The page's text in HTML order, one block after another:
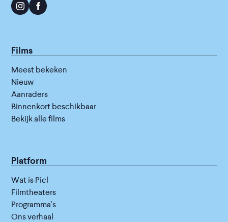
Films
Meest bekeken
Nieuw
Aanraders
Binnenkort beschikbaar
Bekijk alle films
Platform
Wat is Picl
Filmtheaters
Programma's
Ons verhaal